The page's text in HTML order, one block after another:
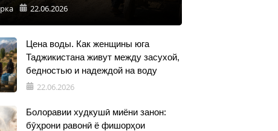
22.06.2026
Цена воды. Как женщины юга
Таджикистана живут между засухой,
бедностью и надеждой на воду
22.06.2026
Болоравии худкушӣ миёни занон:
бӯҳрони равонӣ ё фишорҳои